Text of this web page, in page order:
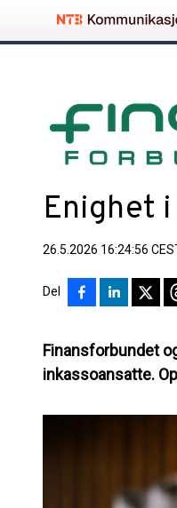
Enighet
26.5.2026 16:24:56
Del
Finansforbundet
inkassoansatte.